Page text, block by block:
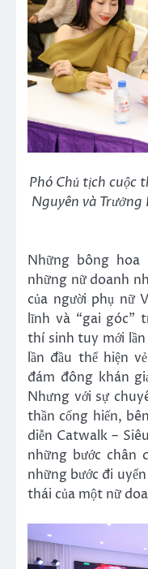
Phó Chủ tịch cuộc
Nguyên và Trưởng
Những bông
những nữ doanh
của người phụ nữ
lĩnh và “gai góc”
thí sinh tuy mới
lần đầu thể hiện
đám đông khán
Nhưng với sự
thần cống hiến,
diễn Catwalk –
những bước chân
những bước đi
thái của một nữ